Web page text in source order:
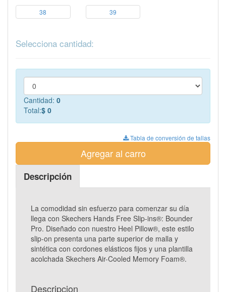
38 39
Selecciona cantidad:
Cantidad: 0
Total:$ 0
Tabla de conversión de tallas
Agregar al carro
Descripción
La comodidad sin esfuerzo para comenzar su día
llega con Skechers Hands Free Slip-ins®: Bounder
Pro. Diseñado con nuestro Heel Pillow®, este estilo
slip-on presenta una parte superior de malla y
sintética con cordones elásticos fijos y una plantilla
acolchada Skechers Air-Cooled Memory Foam®.
Descripcion